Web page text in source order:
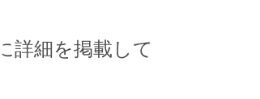
詳細を掲載して